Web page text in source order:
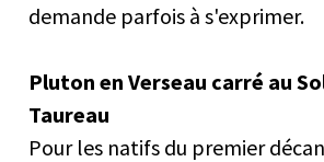
demande parfois à s'exprimer.
Pluton en Verseau carré au
Taureau
Pour les natifs du premier